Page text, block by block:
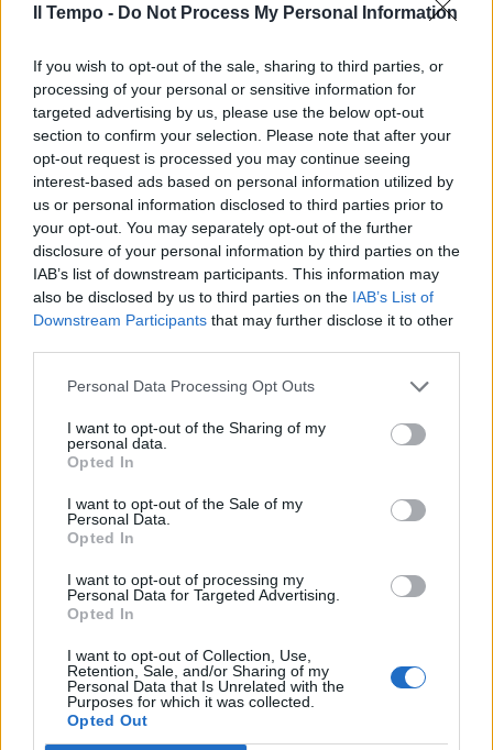
Il Tempo - Do Not Process My Personal Information
If you wish to opt-out of the sale, sharing to third parties, or
processing of your personal or sensitive information for
targeted advertising by us, please use the below opt-out
section to confirm your selection. Please note that after your
opt-out request is processed you may continue seeing
interest-based ads based on personal information utilized by
us or personal information disclosed to third parties prior to
your opt-out. You may separately opt-out of the further
disclosure of your personal information by third parties on the
IAB’s list of downstream participants. This information may
also be disclosed by us to third parties on the IAB’s List of
Downstream Participants that may further disclose it to other
Personal Data Processing Opt Outs
I want to opt-out of the Sharing of my
personal data.
Opted In
I want to opt-out of the Sale of my
Personal Data.
Opted In
I want to opt-out of processing my
Personal Data for Targeted Advertising.
Opted In
I want to opt-out of Collection, Use,
Retention, Sale, and/or Sharing of my
Personal Data that Is Unrelated with the
Purposes for which it was collected.
Opted Out
In evidenza